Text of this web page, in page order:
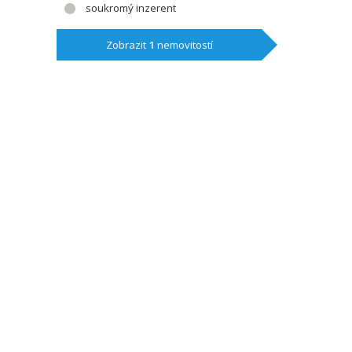
soukromý inzerent
Zobrazit 1 nemovitostí